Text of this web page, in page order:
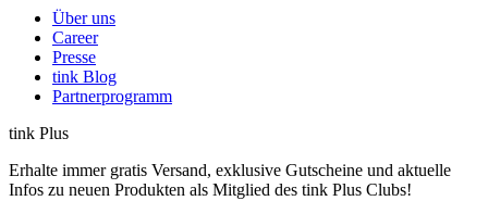
Über uns
Career
Presse
tink Blog
Partnerprogramm
tink Plus
Erhalte immer gratis Versand, exklusive Gutscheine und aktuelle
Infos zu neuen Produkten als Mitglied des tink Plus Clubs!